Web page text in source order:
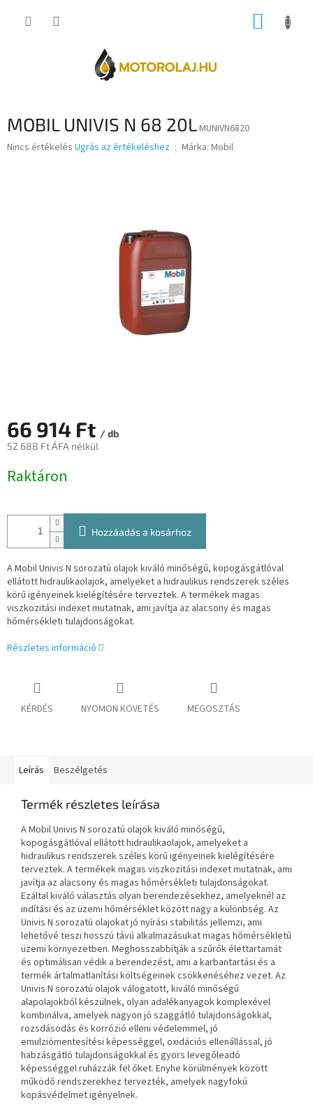
KOSÁR
MOBIL UNIVIS N 68 20LMUNIVN6820
A
Nincs értékelés Ugrás az értékeléshez Márka: Mobil
66 914 Ft / db
52 688 Ft ÁFA nélkül
Raktáron
Hozzáadás a kosárhoz
A Mobil Univis N sorozatú olajok kiváló minőségű, kopogásgátlóval
ellátott hidraulikaolajok, amelyeket a hidraulikus rendszerek széles
körű igényeinek kielégítésére terveztek. A termékek magas
viszkozitási indexet mutatnak, ami javítja az alacsony és magas
hőmérsékleti tulajdonságokat.
Részletes információ
KÉRDÉS NYOMON KÖVETÉS MEGOSZTÁS
Leírás Beszélgetés
Termék részletes leírása
A Mobil Univis N sorozatú olajok kiváló minőségű,
kopogásgátlóval ellátott hidraulikaolajok, amelyeket a
hidraulikus rendszerek széles körű igényeinek kielégítésére
terveztek. A termékek magas viszkozitási indexet mutatnak, ami
javítja az alacsony és magas hőmérsékleti tulajdonságokat.
Ezáltal kiváló választás olyan berendezésekhez, amelyeknél az
indítási és az üzemi hőmérséklet között nagy a különbség. Az
Univis N sorozatú olajokat jó nyírási stabilitás jellemzi, ami
lehetővé teszi hosszú távú alkalmazásukat magas hőmérsékletű
üzemi környezetben. Meghosszabbítják a szűrők élettartamát
és optimálisan védik a berendezést, ami a karbantartási és a
termék ártalmatlanítási költségeinek csökkenéséhez vezet. Az
Univis N sorozatú olajok válogatott, kiváló minőségű
alapolajokból készülnek, olyan adalékanyagok komplexével
kombinálva, amelyek nagyon jó szaggátló tulajdonságokkal,
rozsdásodás és korrózió elleni védelemmel, jó
emulziómentesítési képességgel, oxidációs ellenállással, jó
habzásgátló tulajdonságokkal és gyors levegőleadó
képességgel ruházzák fel őket. Enyhe körülmények között
működő rendszerekhez tervezték, amelyek nagyfokú
kopásvédelmet igényelnek.